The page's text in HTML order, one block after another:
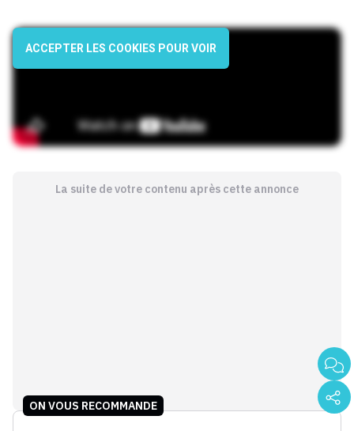
ACCEPTER LES COOKIES POUR VOIR
La suite de votre contenu après cette annonce
ON VOUS RECOMMANDE